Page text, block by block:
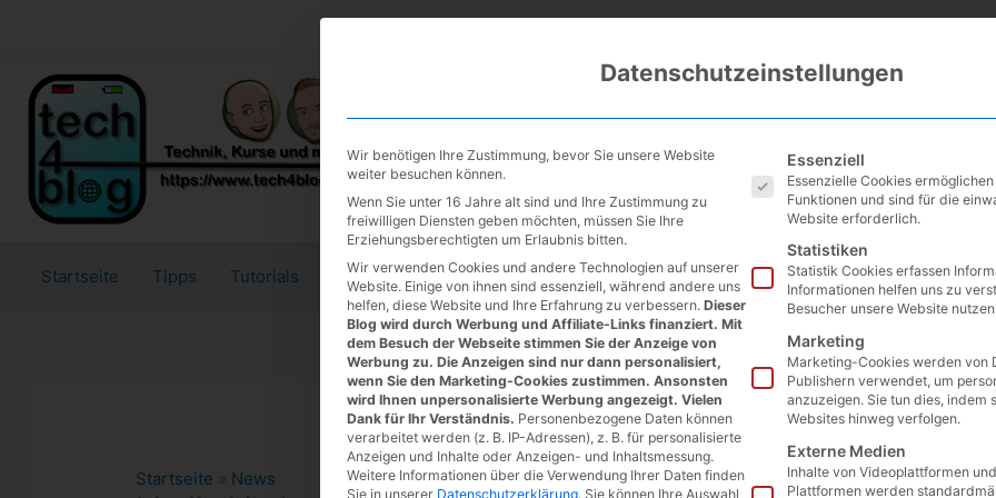
Startseite Tipps Tutorials Tests
Startseite » News
Datenschutzeinstellungen
Wir benötigen Ihre Zustimmung, bevor Sie unsere Website
weiter besuchen können.
Wenn Sie unter 16 Jahre alt sind und Ihre Zustimmung zu
freiwilligen Diensten geben möchten, müssen Sie Ihre
Erziehungsberechtigten um Erlaubnis bitten.
Wir verwenden Cookies und andere Technologien auf unserer
Website. Einige von ihnen sind essenziell, während andere uns
helfen, diese Website und Ihre Erfahrung zu verbessern. Dieser
Blog wird durch Werbung und Affiliate-Links finanziert. Mit
dem Besuch der Webseite stimmen Sie der Anzeige von
Werbung zu. Die Anzeigen sind nur dann personalisiert,
wenn Sie den Marketing-Cookies zustimmen. Ansonsten
wird Ihnen unpersonalisierte Werbung angezeigt. Vielen
Dank für Ihr Verständnis. Personenbezogene Daten können
verarbeitet werden (z. B. IP-Adressen), z. B. für personalisierte
Anzeigen und Inhalte oder Anzeigen- und Inhaltsmessung.
Weitere Informationen über die Verwendung Ihrer Daten finden
Sie in unserer Datenschutzerklärung. Sie können Ihre Auswahl
Es folgt eine Liste der
Essenziell
Essenzielle Cookies
Funktionen und sind für die
Website erforderlich.
Statistiken
Statistik Cookies erfassen
Informationen helfen uns zu
Besucher unsere Website
Marketing
Marketing-Cookies werden von
Publishern verwendet, um
anzuzeigen. Sie tun dies, indem
Websites hinweg verfolgen.
Externe Medien
Inhalte von Videoplattformen
Plattformen werden